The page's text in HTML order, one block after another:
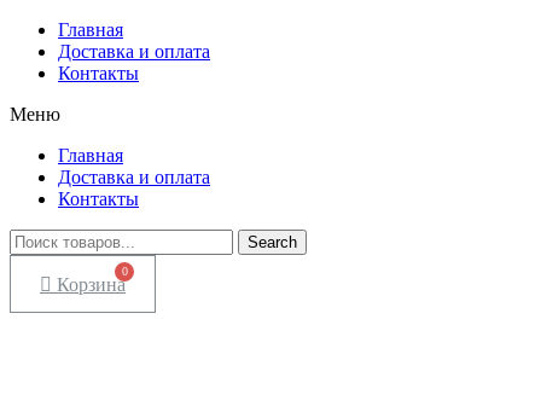
Главная
Доставка и оплата
Контакты
Меню
Главная
Доставка и оплата
Контакты
Search
Корзина